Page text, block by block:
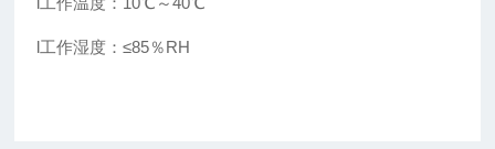
l工作湿度：≤85％RH